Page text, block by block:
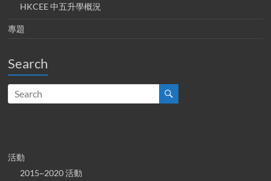
HKCEE 中五升學概況
專題
Search
活動
2015~2020 活動